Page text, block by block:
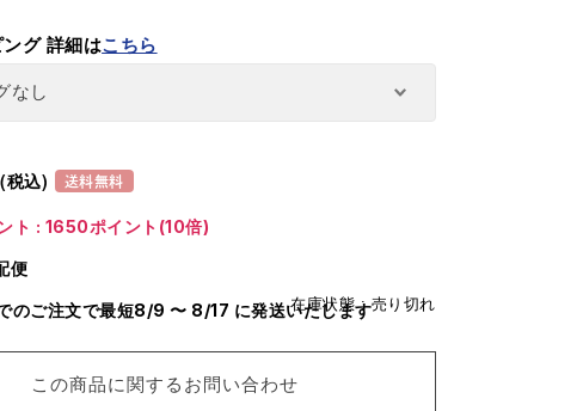
ング 詳細はこちら
在庫状態 : 売り切れ
(税込) 送料無料
ト : 1650ポイント(10倍)
便
のご注文で最短8/9 〜 8/17 に発送いたします
この商品に関するお問い合わせ